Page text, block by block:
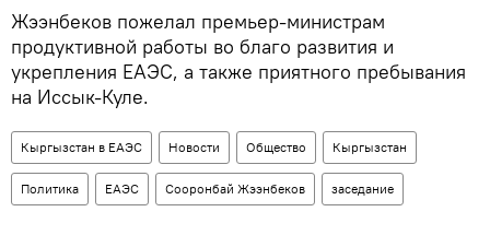
Жээнбеков пожелал премьер-министрам
продуктивной работы во благо развития и
укрепления ЕАЭС, а также приятного пребывания
на Иссык-Куле.
Кыргызстан в ЕАЭС Новости Общество Кыргызстан
Политика ЕАЭС Сооронбай Жээнбеков заседание